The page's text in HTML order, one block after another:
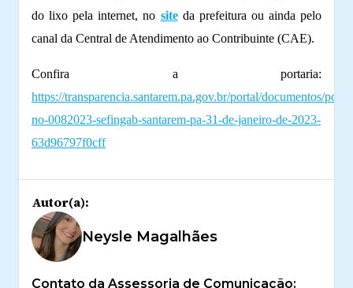
do lixo pela internet, no siteda prefeitura ou ainda pelo
canal da Central de Atendimento ao Contribuinte (CAE).
Confira a portaria:
https://transparencia.santarem.pa.gov.br/portal/documentos/
no-0082023-sefingab-santarem-pa-31-de-janeiro-de-2023-
63d96797f0cff
Autor(a):
Neysle Magalhães
Contato da Assessoria de Comunicação: